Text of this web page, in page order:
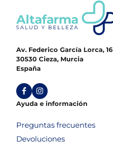
Av. Federico García Lorca, 16
30530 Cieza, Murcia
España
Ayuda e información
Preguntas frecuentes
Devoluciones